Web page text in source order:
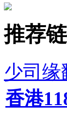
推荐
少司
香港